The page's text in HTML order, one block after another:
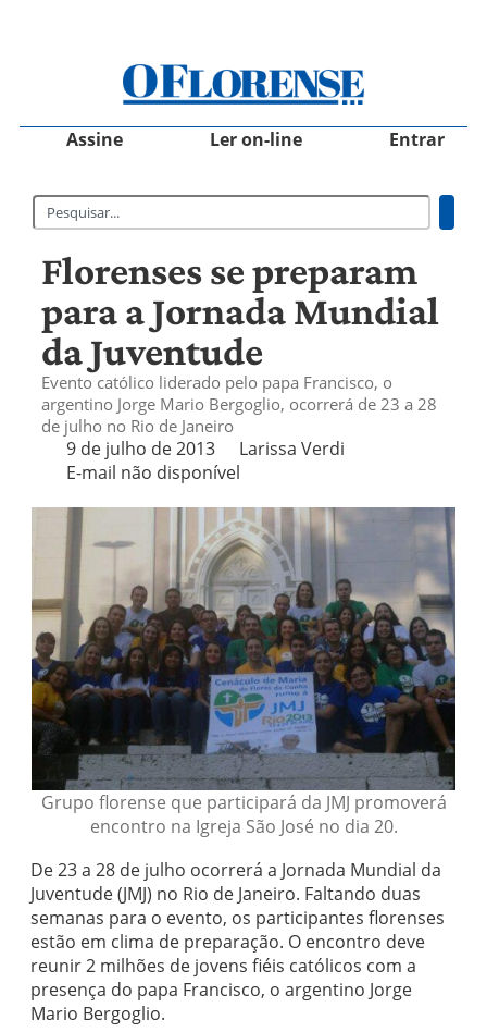
Assine Ler on-line Entrar
Florenses se preparam
para a Jornada Mundial
da Juventude
Evento católico liderado pelo papa Francisco, o
argentino Jorge Mario Bergoglio, ocorrerá de 23 a 28
de julho no Rio de Janeiro
9 de julho de 2013
Larissa Verdi
E-mail não disponível
Grupo florense que participará da JMJ promoverá
encontro na Igreja São José no dia 20.
De 23 a 28 de julho ocorrerá a Jornada Mundial da
Juventude (JMJ) no Rio de Janeiro. Faltando duas
semanas para o evento, os participantes florenses
estão em clima de preparação. O encontro deve
reunir 2 milhões de jovens fiéis católicos com a
presença do papa Francisco, o argentino Jorge
Mario Bergoglio.